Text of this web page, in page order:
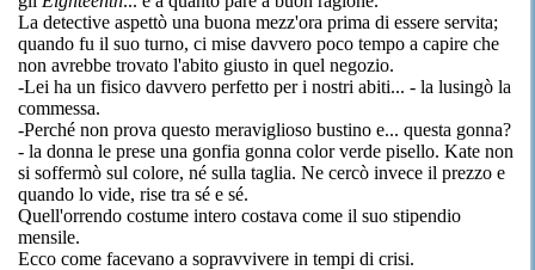
La detective aspettò una buona mezz'ora prima di essere servita;
quando fu il suo turno, ci mise davvero poco tempo a capire che
non avrebbe trovato l'abito giusto in quel negozio.
-Lei ha un fisico davvero perfetto per i nostri abiti... - la lusingò la
commessa.
-Perché non prova questo meraviglioso bustino e... questa gonna?
- la donna le prese una gonfia gonna color verde pisello. Kate non
si soffermò sul colore, né sulla taglia. Ne cercò invece il prezzo e
quando lo vide, rise tra sé e sé.
Quell'orrendo costume intero costava come il suo stipendio
mensile.
Ecco come facevano a sopravvivere in tempi di crisi.